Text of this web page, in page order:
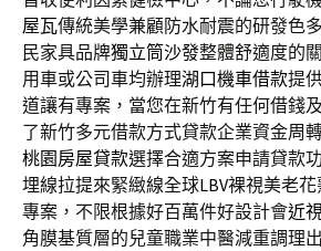
屋瓦傳統美學兼顧防水耐震的研發色
民家具品牌獨立筒沙發整體舒適度的
用車或公司車均辦理湖口機車借款提
道讓有專案，當您在新竹有任何借錢及
了新竹多元借款方式貸款企業資金周
桃園房屋貸款選擇合適方案申請貸款
埋線拉提來緊緻線全球LBV裸視美老
專案，不限根據好百萬件好設計會近
角膜基質層的兒童職業中醫減重調理